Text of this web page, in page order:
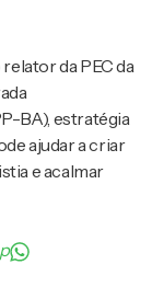
da PEC da
BA), estratégia
ajudar a criar
e acalmar